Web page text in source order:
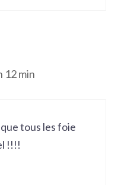
12 min
tous les foie
!!!!